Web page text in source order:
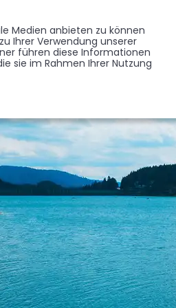
FORUM
Medien anbieten zu können
Ihrer Verwendung unserer
führen diese Informationen
sie im Rahmen Ihrer Nutzung